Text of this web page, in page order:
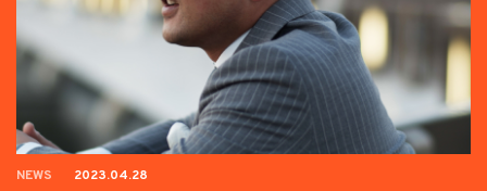
NEWS 2023.04.28